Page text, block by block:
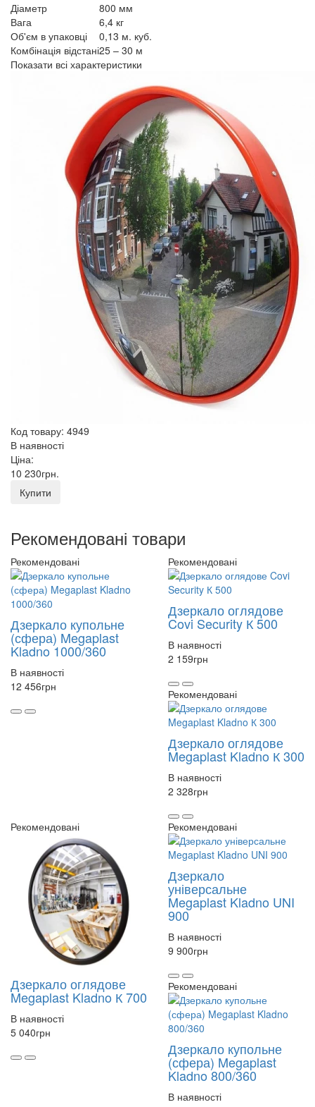
Діаметр
800 мм
Вага
6,4 кг
Об'єм в упаковці
0,13 м. куб.
Комбінація відстані25 – 30 м
Показати всі характеристики
Код товару: 4949
В наявності
Ціна:
10 230грн.
Купити
Рекомендовані товари
Рекомендовані
Дзеркало купольне
(сфера) Megaplast
Kladno 1000/360
В наявності
12 456грн
Рекомендовані
Дзеркало оглядове
Covi Security К 500
В наявності
2 159грн
Рекомендовані
Дзеркало оглядове
Megaplast Kladno К 300
В наявності
2 328грн
Рекомендовані
Дзеркало оглядове
Megaplast Kladno К 700
В наявності
5 040грн
Рекомендовані
Дзеркало
універсальне
Megaplast Kladno UNI
900
В наявності
9 900грн
Рекомендовані
Дзеркало купольне
(сфера) Megaplast
Kladno 800/360
В наявності